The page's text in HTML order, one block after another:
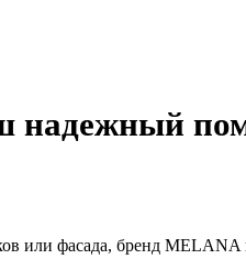
надежный
или фасада, бренд